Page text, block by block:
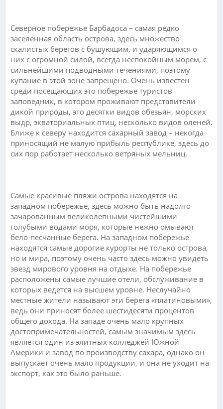
Северное побережье Барбадоса – самая редко
заселенная область острова, здесь множество
скалистых берегов с бушующим, и ударяющимся о
них с огромной силой, всегда неспокойным морем, с
сильнейшими подводными течениями, поэтому
купание в этой зоне запрещено. Очень известен
среди посещающих это побережье туристов
заповедник, в котором проживают представители
дикой природы, это десятки видов обезьян, морских
выдр, экваториальных птиц, несколько видов оленей.
Ближе к северу находится сахарный завод – некогда
приносящий не малую прибыль республике, здесь до
сих пор работает несколько ветряных мельниц.
Самые красивые пляжи острова находятся на
западном побережье, здесь можно быть надолго
зачарованным великолепными чистейшими
голубыми водами моря, которые нежно омывают
бело-песчанные берега. На западном побережье
находятся самые дорогие курорты не только острова,
но и мира, поэтому очень часто здесь можно увидеть
звезд мирового уровня на отдыхе. На побережье
расположены самые лучшие отели, обслуживание в
которых ведется на высшем уровне. Неслучайно
местные жители называют эти берега «платиновыми»,
ведь они приносят более шестидесяти процентов
общего дохода. На западе очень мало крупных
достопримечательностей, самым значимым здесь
является один из элитных колледжей Южной
Америки и завод по производству сахара, однако он
выпускает очень мало продукции, и она не уходит на
экспорт, как это было раньше.